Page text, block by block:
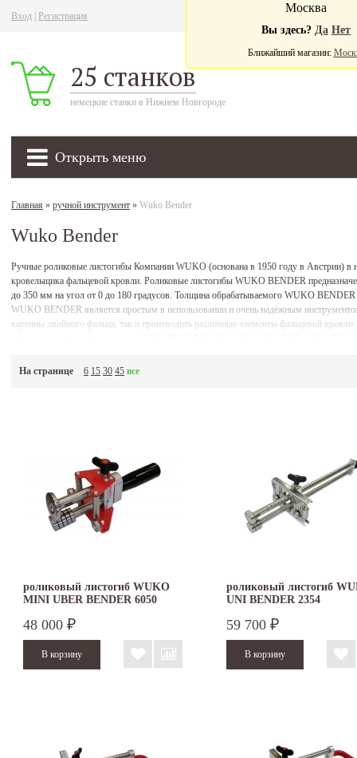
Вход Регистрация
25 станков
немецкие станки в Нижнем Новгороде
Открыть меню
Москва
Вы здесь? Да Нет
Ближайший магазин:
Главная » ручной инструмент » Wuko Bender
Wuko Bender
Ручные роликовые листогибы Компании WUKO (основана в 1950 году в Австрии)
кровельщика фальцевой кровли. Роликовые листогибы WUKO BENDER
до 350 мм на угол от 0 до 180 градусов. Толщина обрабатываемого WUKO
WUKO BENDER является простым в использовании и очень надёжным
картины двойного фальца, так и производить различные элементы фальцевой
На странице
6 15 30 45 все
роликовый листогиб WUKO
MINI UBER BENDER 6050
48 000 ₽
роликовый листогиб
UNI BENDER 2354
59 700 ₽